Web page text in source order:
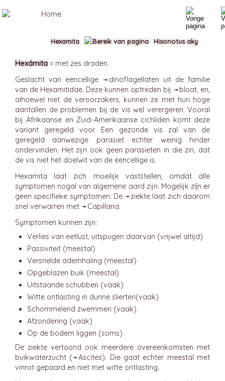
Hexámita = met zes draden.
Geslacht van eencellige ➛dinoflagellaten uit de familie
van de Hexamitidae. Deze kunnen optreden bij ➛bloat, en,
alhoewel niet de veroorzakers, kunnen ze met hun hoge
aantallen de problemen bij de vis wel verergeren. Vooral
bij Afrikaanse en Zuid-Amerikaanse cichliden komt deze
variant geregeld voor. Een gezonde vis zal van de
geregeld aanwezige parasiet echter weinig hinder
ondervinden. Het zijn ook geen parasieten in die zin, dat
de vis niet het doelwit van de eencellige is.
Hexamita laat zich moeilijk vaststellen, omdat alle
symptomen nogal van algemene aard zijn. Mogelijk zíjn er
geen specifieke symptomen. De ➛ziekte laat zich daarom
snel verwarren met ➛Capillaria.
Symptomen kunnen zijn:
Verlies van eetlust, uitspugen daarvan (vrijwel altijd)
Passiviteit (meestal)
Versnelde ademhaling (meestal)
Opgeblazen buik (meestal)
Uitstaande schubben (vaak)
Witte ontlasting in dunne slierten(vaak)
Schommelend zwemmen (vaak)
Afzondering (vaak)
Op de bodem liggen (soms)
De ziekte vertoond ook meerdere overeenkomsten met
buikwaterzucht (➛Ascites). Die gaat echter meestal met
vinrot gepaard en niet met witte ontlasting.
Hexamita Hisonotus aky